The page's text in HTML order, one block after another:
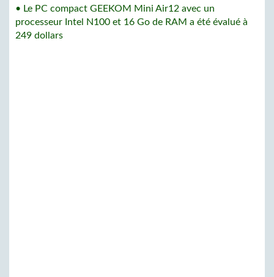
• Le PC compact GEEKOM Mini Air12 avec un
processeur Intel N100 et 16 Go de RAM a été évalué à
249 dollars